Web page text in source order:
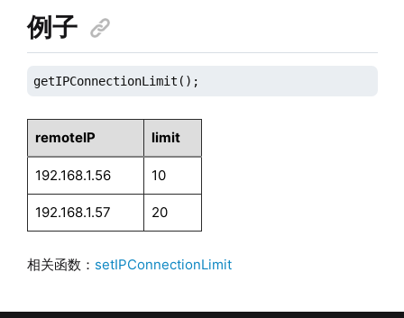
例子
getIPConnectionLimit();
remoteIP limit
192.168.1.56 10
192.168.1.57 20
相关函数： setIPConnectionLimit